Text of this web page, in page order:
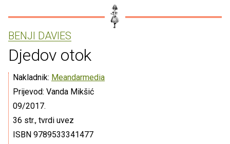
BENJI DAVIES
Djedov otok
Nakladnik: Meandarmedia
Prijevod: Vanda Mikšić
09/2017.
36 str., tvrdi uvez
ISBN 9789533341477